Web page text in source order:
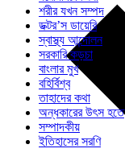
শরীর যখন সম্পদ
ডক্টর’স ডায়েরি
স্বাস্থ্য আন্দোলন
সরকারি কড়চা
বাংলার মুখ
বহির্বিশ্ব
তাহাদের কথা
অন্ধকারের উৎস হতে
সম্পাদকীয়
ইতিহাসের সরণি